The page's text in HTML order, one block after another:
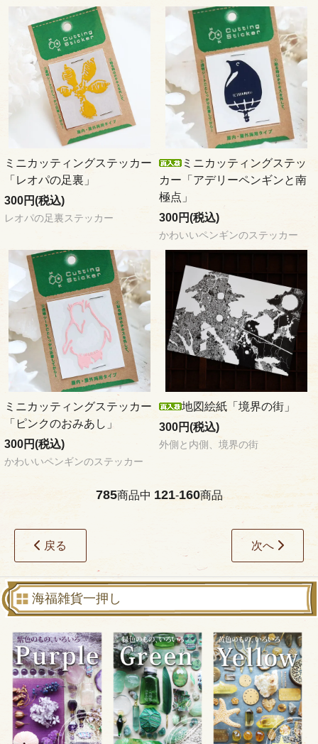
ミニカッティングステッカー
「レオパの足裏」
300円(税込)
レオパの足裏ステッカー
ミニカッティングステッ
カー「アデリーペンギンと南
極点」
300円(税込)
かわいいペンギンのステッカー
ミニカッティングステッカー
「ピンクのおみあし」
300円(税込)
かわいいペンギンのステッカー
地図絵紙「境界の街」
300円(税込)
外側と内側、境界の街
785商品中 121-160商品
戻る 次へ
海福雑貨一押し